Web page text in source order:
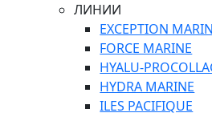
ЛИНИИ
EXCEPTION
FORCE MARINE
HYALU-
HYDRA MARINE
ILES PACIFIQUE